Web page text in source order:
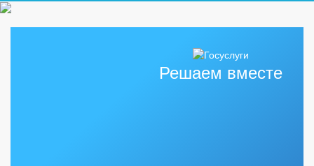
Решаем вместе